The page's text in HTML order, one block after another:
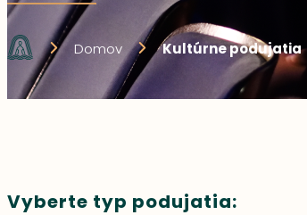
Domov Kultúrne podujatia
Vyberte typ podujatia: